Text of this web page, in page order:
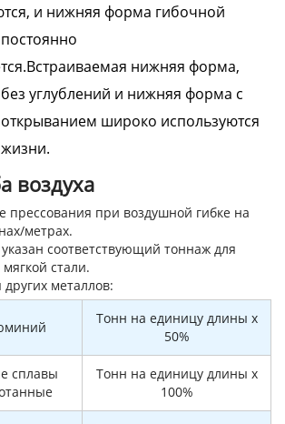
и нижняя форма гибочной
нижняя форма,
углублений и нижняя форма с
широко используются
воздуха
прессования при воздушной гибке на
метрах.
соответствующий тоннаж для
стали.
металлов:
Тонн на единицу длины x
50%
сплавы
Тонн на единицу длины x
100%